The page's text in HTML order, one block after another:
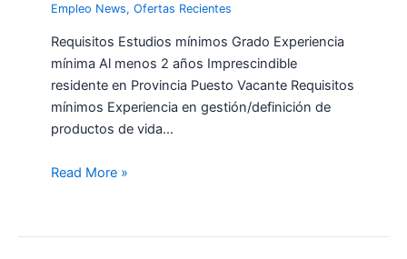
Empleo News,Ofertas Recientes
Requisitos Estudios mínimos Grado Experiencia
mínima Al menos 2 años Imprescindible
residente en Provincia Puesto Vacante Requisitos
mínimos Experiencia en gestión/definición de
productos de vida…
Read More »